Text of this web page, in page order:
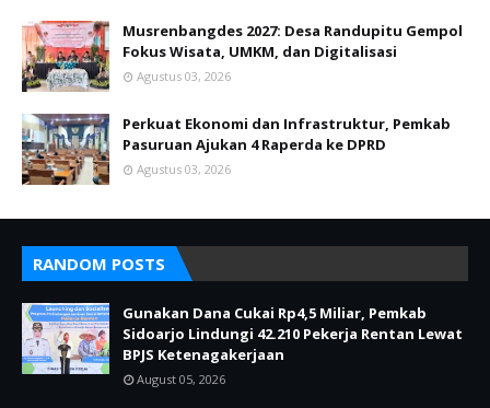
Musrenbangdes 2027: Desa Randupitu Gempol
Fokus Wisata, UMKM, dan Digitalisasi
Agustus 03, 2026
Perkuat Ekonomi dan Infrastruktur, Pemkab
Pasuruan Ajukan 4 Raperda ke DPRD
Agustus 03, 2026
RANDOM POSTS
Gunakan Dana Cukai Rp4,5 Miliar, Pemkab
Sidoarjo Lindungi 42.210 Pekerja Rentan Lewat
BPJS Ketenagakerjaan
August 05, 2026